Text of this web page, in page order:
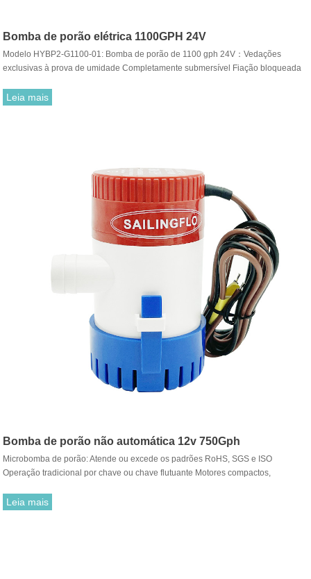
Bomba de porão elétrica 1100GPH 24V
Modelo HYBP2-G1100-01: Bomba de porão de 1100 gph 24V：Vedações
exclusivas à prova de umidade Completamente submersível Fiação bloqueada
Leia mais
Bomba de porão não automática 12v 750Gph
Microbomba de porão: Atende ou excede os padrões RoHS, SGS e ISO
Operação tradicional por chave ou chave flutuante Motores compactos,
normais.
Leia mais